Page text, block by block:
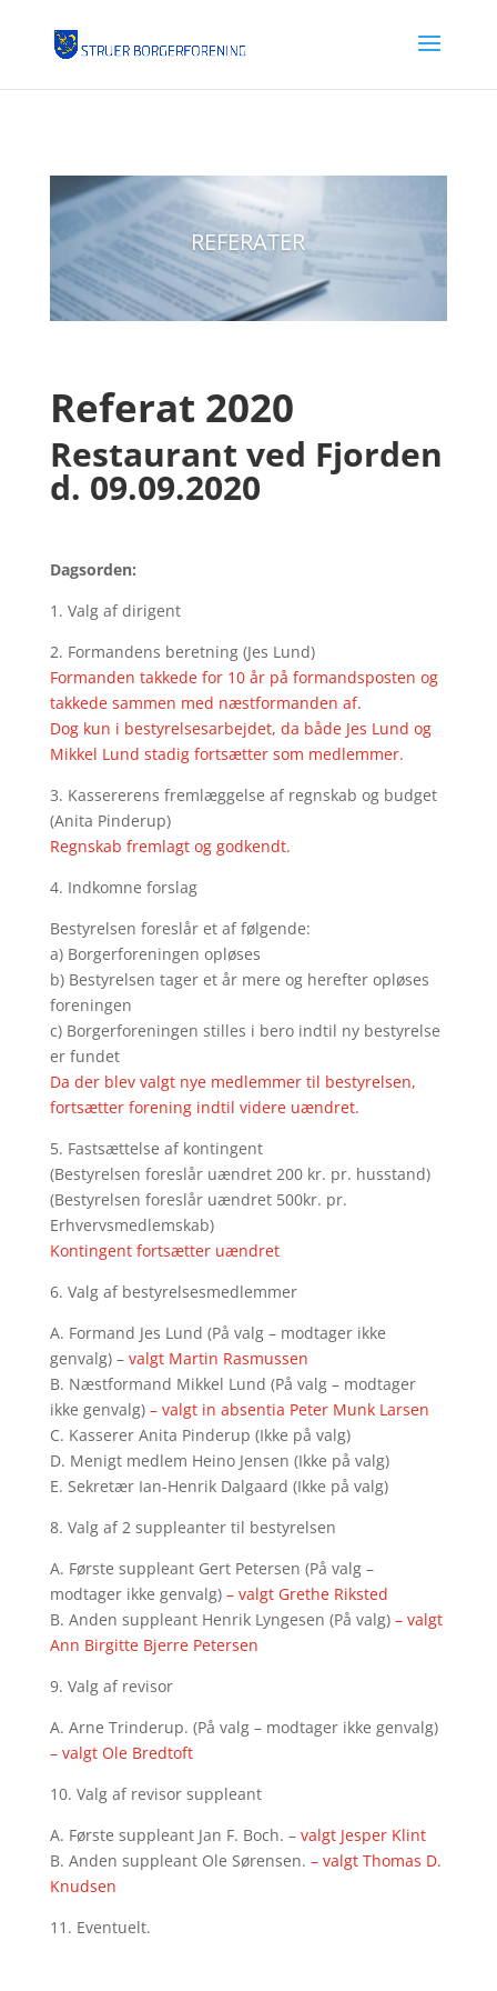
REFERATER
Referat 2020
Restaurant ved Fjorden
d. 09.09.2020
Dagsorden:
1. Valg af dirigent
2. Formandens beretning (Jes Lund)
Formanden takkede for 10 år på formandsposten og
takkede sammen med næstformanden af.
Dog kun i bestyrelsesarbejdet, da både Jes Lund og
Mikkel Lund stadig fortsætter som medlemmer.
3. Kassererens fremlæggelse af regnskab og budget
(Anita Pinderup)
Regnskab fremlagt og godkendt.
4. Indkomne forslag
Bestyrelsen foreslår et af følgende:
a) Borgerforeningen opløses
b) Bestyrelsen tager et år mere og herefter opløses
foreningen
c) Borgerforeningen stilles i bero indtil ny bestyrelse
er fundet
Da der blev valgt nye medlemmer til bestyrelsen,
fortsætter forening indtil videre uændret.
5. Fastsættelse af kontingent
(Bestyrelsen foreslår uændret 200 kr. pr. husstand)
(Bestyrelsen foreslår uændret 500kr. pr.
Erhvervsmedlemskab)
Kontingent fortsætter uændret
6. Valg af bestyrelsesmedlemmer
A. Formand Jes Lund (På valg – modtager ikke
genvalg) –valgt Martin Rasmussen
B. Næstformand Mikkel Lund (På valg – modtager
ikke genvalg) – valgt in absentia Peter Munk Larsen
C. Kasserer Anita Pinderup (Ikke på valg)
D. Menigt medlem Heino Jensen (Ikke på valg)
E. Sekretær Ian-Henrik Dalgaard (Ikke på valg)
8. Valg af 2 suppleanter til bestyrelsen
A. Første suppleant Gert Petersen (På valg –
modtager ikke genvalg) – valgt Grethe Riksted
B. Anden suppleant Henrik Lyngesen (På valg) – valgt
Ann Birgitte Bjerre Petersen
9. Valg af revisor
A. Arne Trinderup. (På valg – modtager ikke genvalg)
– valgt Ole Bredtoft
10. Valg af revisor suppleant
A. Første suppleant Jan F. Boch. –valgt Jesper Klint
B. Anden suppleant Ole Sørensen. – valgt Thomas D.
Knudsen
11. Eventuelt.